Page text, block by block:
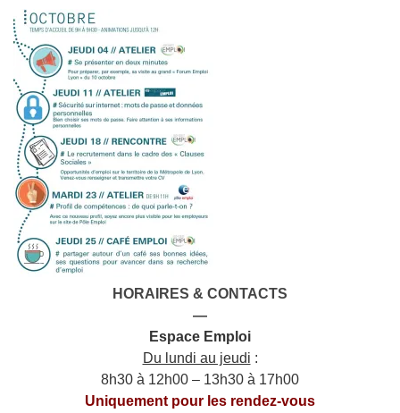
HORAIRES & CONTACTS
—
Espace Emploi
Du lundi au jeudi :
8h30 à 12h00 – 13h30 à 17h00
Uniquement pour les rendez-vous